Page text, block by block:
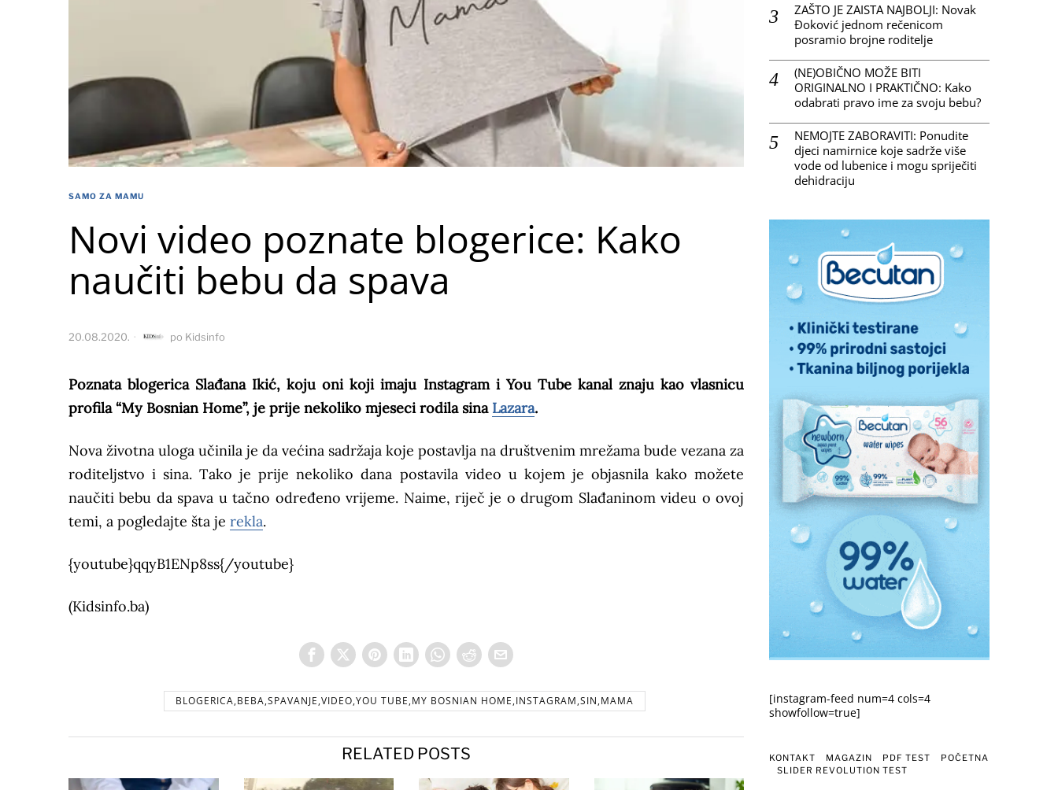
SAMO ZA MAMU
Novi video poznate blogerice: Kako
naučiti bebu da spava
20.08.2020. po Kidsinfo
Poznata blogerica Slađana Ikić, koju oni koji imaju Instagram i You Tube kanal znaju kao vlasnicu
profila “My Bosnian Home”, je prije nekoliko mjeseci rodila sina Lazara.
Nova životna uloga učinila je da većina sadržaja koje postavlja na društvenim mrežama bude vezana za
roditeljstvo i sina. Tako je prije nekoliko dana postavila video u kojem je objasnila kako možete
naučiti bebu da spava u tačno određeno vrijeme. Naime, riječ je o drugom Slađaninom videu o ovoj
temi, a pogledajte šta je rekla.
{youtube}qqyB1ENp8ss{/youtube}
(Kidsinfo.ba)
BLOGERICA,BEBA,SPAVANJE,VIDEO,YOU TUBE,MY BOSNIAN HOME,INSTAGRAM,SIN,MAMA
RELATED POSTS
ZAŠTO JE ZAISTA NAJBOLJI: Novak
Đoković jednom rečenicom
posramio brojne roditelje
(NE)OBIČNO MOŽE BITI
ORIGINALNO I PRAKTIČNO: Kako
odabrati pravo ime za svoju bebu?
NEMOJTE ZABORAVITI: Ponudite
djeci namirnice koje sadrže više
vode od lubenice i mogu spriječiti
dehidraciju
[instagram-feed num=4 cols=4
showfollow=true]
KONTAKT MAGAZIN PDF TEST
POČETNA
SLIDER REVOLUTION TEST